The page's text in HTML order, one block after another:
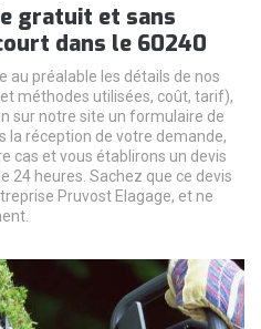
gratuit et sans
dans le 60240
au préalable les détails de nos
méthodes utilisées, coût, tarif),
sur notre site un formulaire de
la réception de votre demande,
cas et vous établirons un devis
24 heures. Sachez que ce devis
Pruvost Elagage, et ne